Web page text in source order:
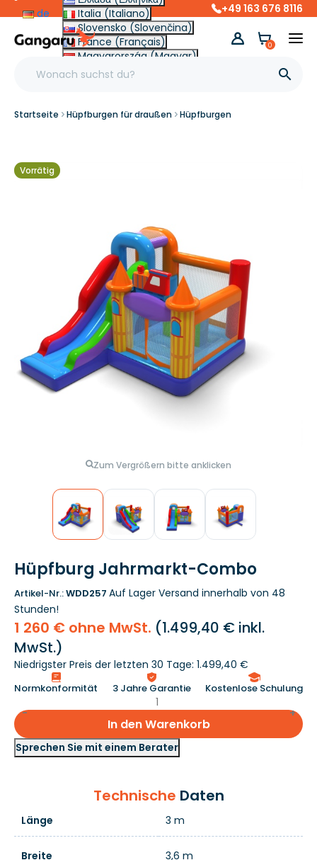
de
Italia (Italiano)
Slovensko (Slovenčina)
France (Français)
Magyarország (Magyar)
Other (English €)
+49 163 676 8116

0
Startseite Hüpfburgen für draußen Hüpfburgen
Vorrätig
Zum Vergrößern bitte anklicken
Hüpfburg Jahrmarkt-Combo
Artikel-Nr.:WDD257 Auf Lager Versand innerhalb von 48
Stunden!
1 260 € ohne MwSt. (1.499,40 € inkl.
MwSt.)
Niedrigster Preis der letzten 30 Tage: 1.499,40 €
Normkonformität 3 Jahre Garantie Kostenlose Schulung
In den Warenkorb
Sprechen Sie mit einem Berater
Technische Daten
Länge 3 m
Breite 3,6 m